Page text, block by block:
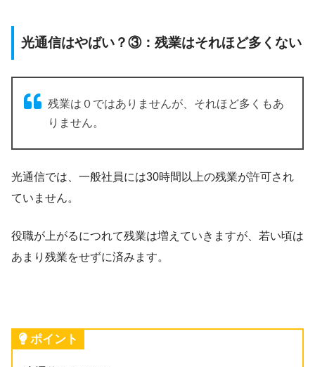
光通信はやばい？③：残業はそれほど多くない
残業は０ではありませんが、それほど多くもあ
りません。
光通信では、一般社員には30時間以上の残業が許可され
ていません。
役職が上がるにつれて残業は増えていきますが、若い頃は
あまり残業をせずに済みます。
ポイント